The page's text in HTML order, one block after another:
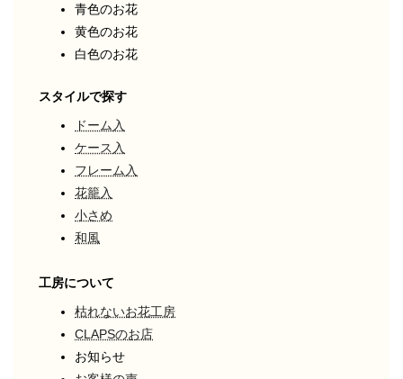
青色のお花
黄色のお花
白色のお花
スタイルで探す
ドーム入
ケース入
フレーム入
花籠入
小さめ
和風
工房について
枯れないお花工房
CLAPSのお店
お知らせ